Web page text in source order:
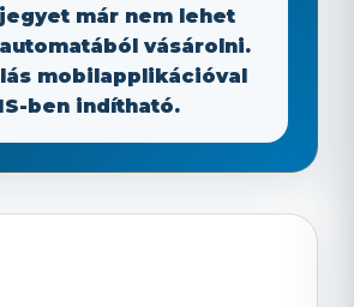
már nem lehet
vásárolni.
mobilapplikációval
ben indítható.